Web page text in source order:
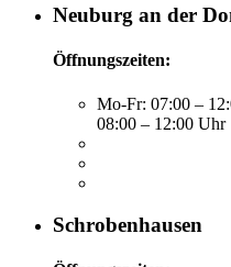
Neuburg an der
Öffnungszeiten:
Mo-Fr: 07:00 –
08:00 – 12:00 Uhr
Schrobenhausen